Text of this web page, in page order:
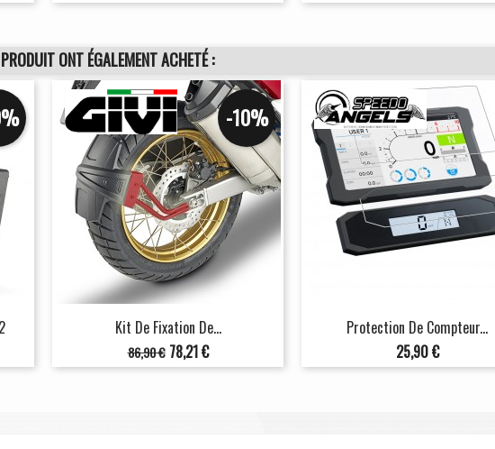
ONT ÉGALEMENT ACHETÉ :
Kit De Fixation De...
Prix
de
86,90 €
-10%
Prix
78,21 €
Protection De Compteur...
Prix
25,90 €